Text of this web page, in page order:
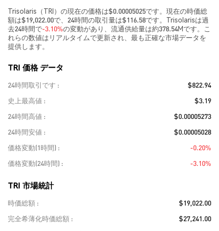
Trisolaris（TRI）の現在の価格は$0.00005025です。現在の時価総
額は$19,022.00で、24時間の取引量は$116.58です。Trisolarisは過
去24時間で-3.10%の変動があり、流通供給量は約378.54Mです。こ
れらの数値はリアルタイムで更新され、最も正確な市場データを
提供します。
TRI 価格 データ
24時間取引です
$822.94
史上最高値
$3.19
24時間高値
$0.00005273
24時間安値
$0.00005028
価格変動(1時間)
-0.20%
価格変動(24時間)
-3.10%
TRI 市場統計
時価総額
$19,022.00
完全希薄化時価総額
$27,241.00